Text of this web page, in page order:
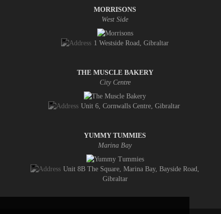
MORRISONS
West Side
1 Westside Road, Gibraltar
THE MUSCLE BAKERY
City Centre
Unit 6, Cornwalls Centre, Gibraltar
YUMMY TUMMIES
Marina Bay
Unit 8B The Square, Marina Bay, Bayside Road,
Gibraltar